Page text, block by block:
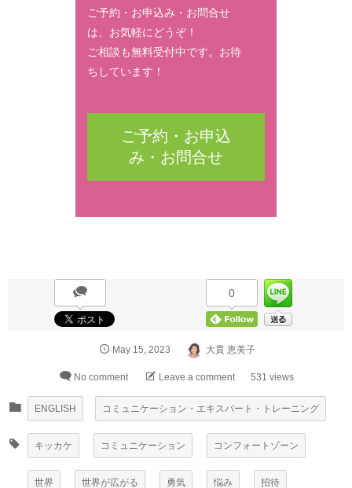
ご予約・お申込み・お問合せ
は、お気軽にどうぞ！
ご相談も無料受付中です。お待
ちしています！
ご予約・お申込
み・お問合せ
0
May 15 2023 大貫 恵美子
No comment Leave a comment 531 views
ENGLISH コミュニケーション・エキスパート・トレーニング
キッカケ コミュニケーション コンフォートゾーン
世界 世界が広がる 勇気 悩み 招待